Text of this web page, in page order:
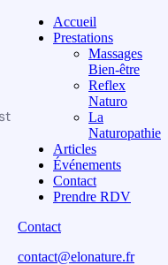
Accueil
Prestations
Massages
Bien-être
Reflex
Naturo
La
Naturopathie
Articles
Événements
Contact
Prendre RDV
Contact
contact@elonature.fr